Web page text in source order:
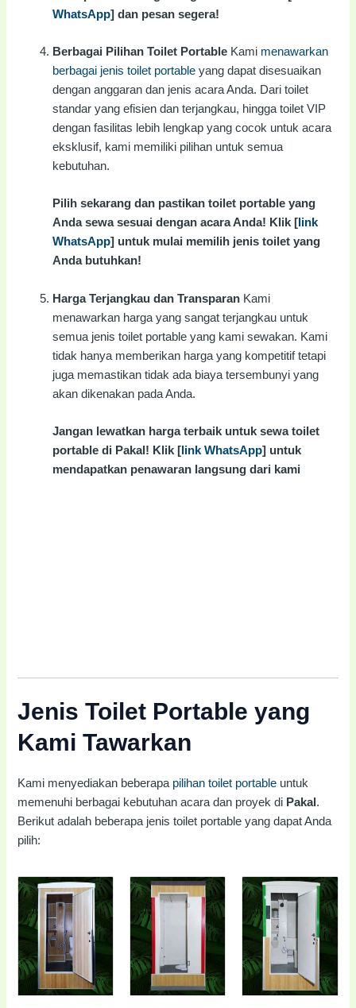
WhatsApp] dan pesan segera!
Berbagai Pilihan Toilet Portable Kami menawarkan
berbagai jenis toilet portable yang dapat disesuaikan
dengan anggaran dan jenis acara Anda. Dari toilet
standar yang efisien dan terjangkau, hingga toilet VIP
dengan fasilitas lebih lengkap yang cocok untuk acara
eksklusif, kami memiliki pilihan untuk semua
kebutuhan.
Pilih sekarang dan pastikan toilet portable yang
Anda sewa sesuai dengan acara Anda! Klik [ link
WhatsApp] untuk mulai memilih jenis toilet yang
Anda butuhkan!
Harga Terjangkau dan Transparan Kami
menawarkan harga yang sangat terjangkau untuk
semua jenis toilet portable yang kami sewakan. Kami
tidak hanya memberikan harga yang kompetitif tetapi
juga memastikan tidak ada biaya tersembunyi yang
akan dikenakan pada Anda.
Jangan lewatkan harga terbaik untuk sewa toilet
portable di Pakal! Klik [ link WhatsApp] untuk
mendapatkan penawaran langsung dari kami
Jenis Toilet Portable yang
Kami Tawarkan
Kami menyediakan beberapa pilihan toilet portable untuk
memenuhi berbagai kebutuhan acara dan proyek di Pakal .
Berikut adalah beberapa jenis toilet portable yang dapat Anda
pilih: